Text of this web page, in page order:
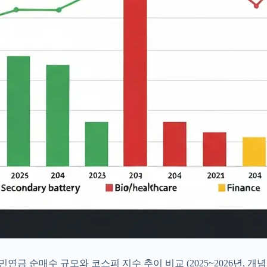
연금 순매수 규모와 코스피 지수 추이 비교 (2025~2026년, 개